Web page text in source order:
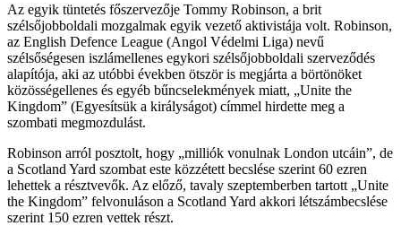
Az egyik tüntetés főszervezője Tommy Robinson, a brit
szélsőjobboldali mozgalmak egyik vezető aktivistája volt. Robinson,
az English Defence League (Angol Védelmi Liga) nevű
szélsőségesen iszlámellenes egykori szélsőjobboldali szerveződés
alapítója, aki az utóbbi években ötször is megjárta a börtönöket
közösségellenes és egyéb bűncselekmények miatt, „Unite the
Kingdom” (Egyesítsük a királyságot) címmel hirdette meg a
szombati megmozdulást.
Robinson arról posztolt, hogy „milliók vonulnak London utcáin”, de
a Scotland Yard szombat este közzétett becslése szerint 60 ezren
lehettek a résztvevők. Az előző, tavaly szeptemberben tartott „Unite
the Kingdom” felvonuláson a Scotland Yard akkori létszámbecslése
szerint 150 ezren vettek részt.